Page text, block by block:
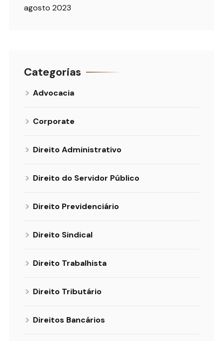
agosto 2023
Categorias
Advocacia
Corporate
Direito Administrativo
Direito do Servidor Público
Direito Previdenciário
Direito Sindical
Direito Trabalhista
Direito Tributário
Direitos Bancários